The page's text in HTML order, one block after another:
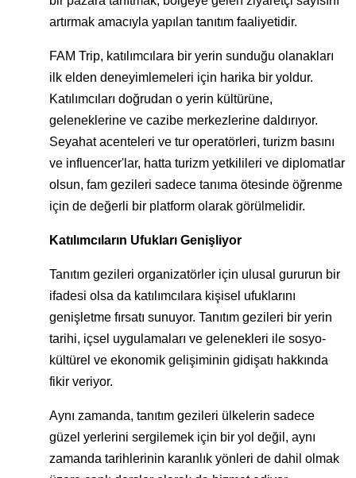
artırmak amacıyla yapılan tanıtım faaliyetidir.
FAM Trip, katılımcılara bir yerin sunduğu olanakları
ilk elden deneyimlemeleri için harika bir yoldur.
Katılımcıları doğrudan o yerin kültürüne,
geleneklerine ve cazibe merkezlerine daldırıyor.
Seyahat acenteleri ve tur operatörleri, turizm basını
ve influencer'lar, hatta turizm yetkilileri ve diplomatlar
olsun, fam gezileri sadece tanıma ötesinde öğrenme
için de değerli bir platform olarak görülmelidir.
Katılımcıların Ufukları Genişliyor
Tanıtım gezileri organizatörler için ulusal gururun bir
ifadesi olsa da katılımcılara kişisel ufuklarını
genişletme fırsatı sunuyor. Tanıtım gezileri bir yerin
tarihi, içsel uygulamaları ve gelenekleri ile sosyo-
kültürel ve ekonomik gelişiminin gidişatı hakkında
fikir veriyor.
Aynı zamanda, tanıtım gezileri ülkelerin sadece
güzel yerlerini sergilemek için bir yol değil, aynı
zamanda tarihlerinin karanlık yönleri de dahil olmak